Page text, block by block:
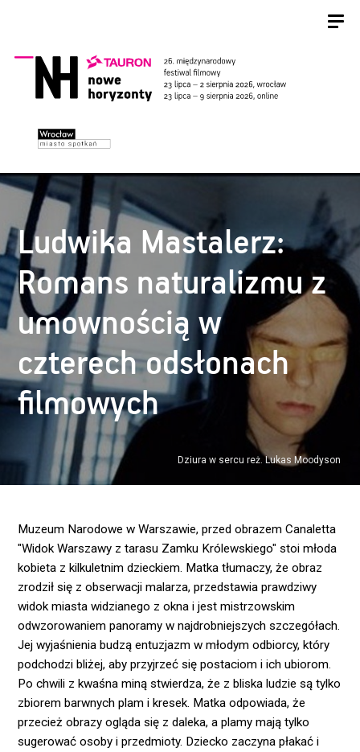
Dziura w sercu reż. Lukas Moodyson
Ludwika Mastalerz:
Romans naturalizmu z
umownością w
czterech odsłonach
filmowych
Muzeum Narodowe w Warszawie, przed obrazem Canaletta
"Widok Warszawy z tarasu Zamku Królewskiego" stoi młoda
kobieta z kilkuletnim dzieckiem. Matka tłumaczy, że obraz
zrodził się z obserwacji malarza, przedstawia prawdziwy
widok miasta widzianego z okna i jest mistrzowskim
odwzorowaniem panoramy w najdrobniejszych szczegółach.
Jej wyjaśnienia budzą entuzjazm w młodym odbiorcy, który
podchodzi bliżej, aby przyjrzeć się postaciom i ich ubiorom.
Po chwili z kwaśna miną stwierdza, że z bliska ludzie są tylko
zbiorem barwnych plam i kresek. Matka odpowiada, że
przecież obrazy ogląda się z daleka, a plamy mają tylko
sugerować osoby i przedmioty. Dziecko zaczyna płakać i